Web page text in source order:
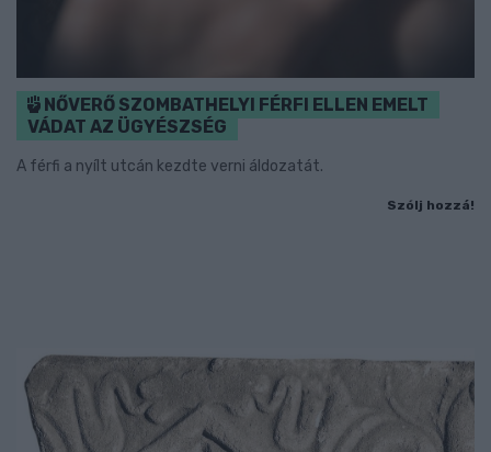
NŐVERŐ SZOMBATHELYI FÉRFI ELLEN EMELT
VÁDAT AZ ÜGYÉSZSÉG
A férfi a nyílt utcán kezdte verni áldozatát.
Szólj hozzá!